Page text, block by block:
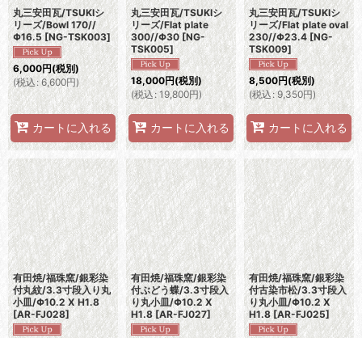
丸三安田瓦/TSUKIシ
リーズ/Bowl 170//
Φ16.5 [NG-TSK003]
6,000円(税別)
(税込 : 6,600円)
カートに入れる
丸三安田瓦/TSUKIシ
リーズ/Flat plate
300//Φ30 [NG-
TSK005]
18,000円(税別)
(税込: 19,800円)
カートに入れる
丸三安田瓦/TSUKIシ
リーズ/Flat plate oval
230//Φ23.4 [NG-
TSK009]
8,500円(税別)
(税込: 9,350円)
カートに入れる
有田焼/福珠窯/銀彩染
付丸紋/3.3寸段入り丸
小皿/Φ10.2 X H1.8
[AR-FJ028]
有田焼/福珠窯/銀彩染
付ぶどう蝶/3.3寸段入
り丸小皿/Φ10.2 X
H1.8 [AR-FJ027]
有田焼/福珠窯/銀彩染
付古染市松/3.3寸段入
り丸小皿/Φ10.2 X
H1.8 [AR-FJ025]